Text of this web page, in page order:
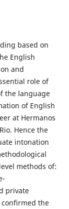
based on
English
and
role of
the language
of English
at Hermanos
Hence the
intonation
methods of:
private
confirmed the